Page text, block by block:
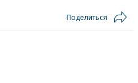
Поделиться